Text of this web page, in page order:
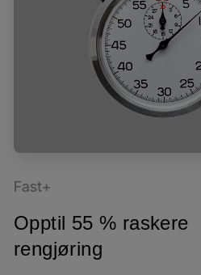
Fast+
Opptil 55 % raskere
rengjøring